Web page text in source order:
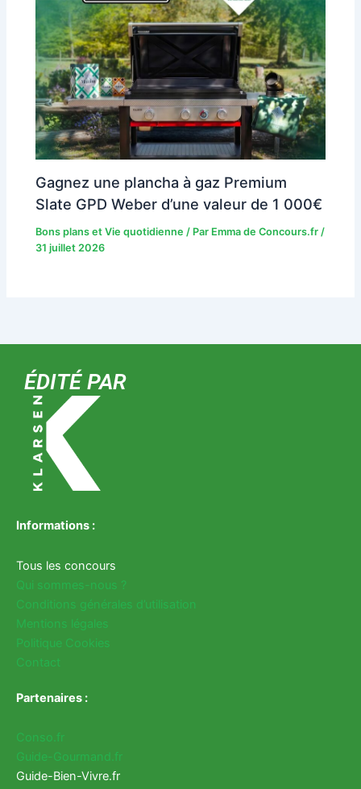
Gagnez une plancha à gaz Premium
Slate GPD Weber d’une valeur de 1 000€
Bons plans et Vie quotidienne / Par Emma de Concours.fr /
31 juillet 2026
ÉDITÉ PAR
Informations :
Tous les concours
Qui sommes-nous ?
Conditions générales d’utilisation
Mentions légales
Politique Cookies
Contact
Partenaires :
Conso.fr
Guide-Gourmand.fr
Guide-Bien-Vivre.fr